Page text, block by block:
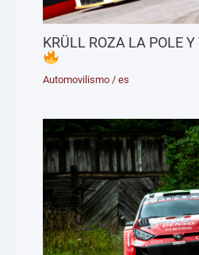
KRÜLL ROZA LA POLE Y
Automovilismo /es